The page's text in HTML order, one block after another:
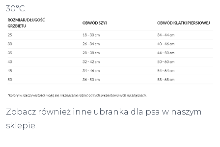
30°C.
Zobacz również inne ubranka dla psa w naszym
sklepie.